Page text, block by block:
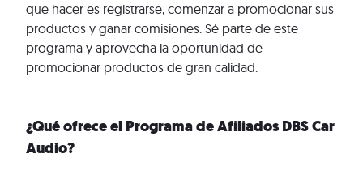
que hacer es registrarse, comenzar a promocionar sus
productos y ganar comisiones. Sé parte de este
programa y aprovecha la oportunidad de
promocionar productos de gran calidad.
¿Qué ofrece el Programa de Afiliados DBS Car
Audio?